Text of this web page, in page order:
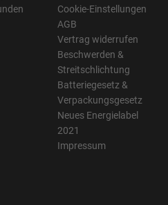
Cookie-Einstellungen
AGB
Vertrag widerrufen
Beschwerden &
Streitschlichtung
Batteriegesetz &
Verpackungsgesetz
Neues Energielabel
2021
Impressum